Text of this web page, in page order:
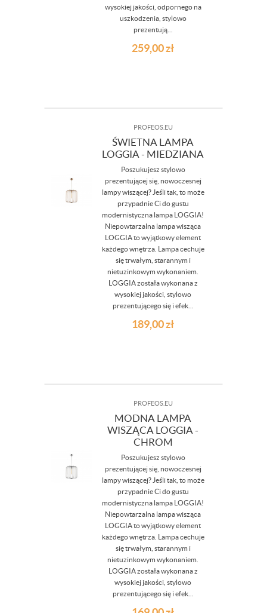
wysokiej jakości, odpornego na
uszkodzenia, stylowo
prezentują...
259,00zł
PROFEOS.EU
ŚWIETNA LAMPA
LOGGIA - MIEDZIANA
Poszukujesz stylowo
prezentującej się, nowoczesnej
lampy wiszącej? Jeśli tak, to może
przypadnie Ci do gustu
modernistyczna lampa LOGGIA!
Niepowtarzalna lampa wisząca
LOGGIA to wyjątkowy element
każdego wnętrza. Lampa cechuje
się trwałym, starannym i
nietuzinkowym wykonaniem.
LOGGIA została wykonana z
wysokiej jakości, stylowo
prezentującego się i efek...
189,00zł
PROFEOS.EU
MODNA LAMPA
WISZĄCA LOGGIA -
CHROM
Poszukujesz stylowo
prezentującej się, nowoczesnej
lampy wiszącej? Jeśli tak, to może
przypadnie Ci do gustu
modernistyczna lampa LOGGIA!
Niepowtarzalna lampa wisząca
LOGGIA to wyjątkowy element
każdego wnętrza. Lampa cechuje
się trwałym, starannym i
nietuzinkowym wykonaniem.
LOGGIA została wykonana z
wysokiej jakości, stylowo
prezentującego się i efek...